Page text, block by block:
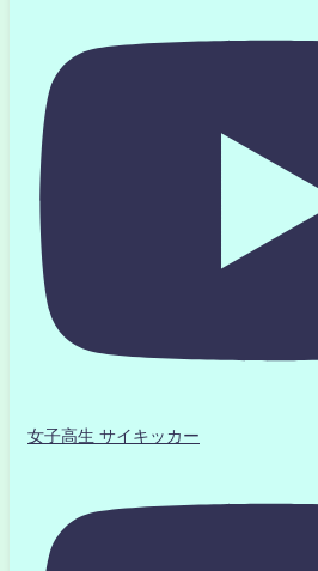
女子高生 サイキッカー